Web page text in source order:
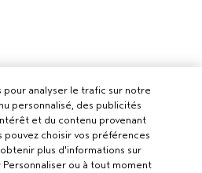
pour analyser le trafic sur notre
personnalisé, des publicités
et du contenu provenant
pouvez choisir vos préférences
plus d'informations sur
ou à tout moment